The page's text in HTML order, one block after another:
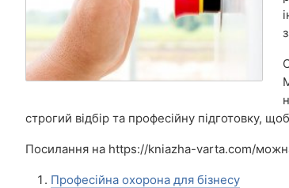
строгий відбір та професійну підготовку,
Посилання на https://kniazha-varta.com/
Професійна охорона для бізнесу